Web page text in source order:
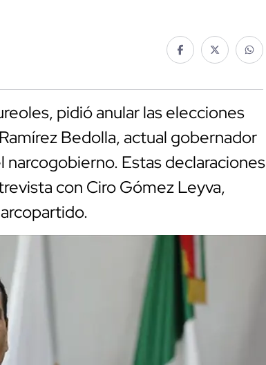
pidió anular las elecciones
Bedolla, actual gobernador
Estas declaraciones
con Ciro Gómez Leyva,